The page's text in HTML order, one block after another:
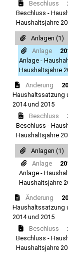
Beschluss
Beschluss -
Haushaltsjahre
Anlagen (1)
Anlage
Anlage -
Haushaltsjahre
Änderung
Haushaltssatzung
2014 und 2015
Beschluss
Beschluss -
Haushaltsjahre
Anlagen (1)
Anlage
Anlage -
Haushaltsjahre
Änderung
Haushaltssatzung
2014 und 2015
Beschluss
Beschluss -
Haushaltsjahre